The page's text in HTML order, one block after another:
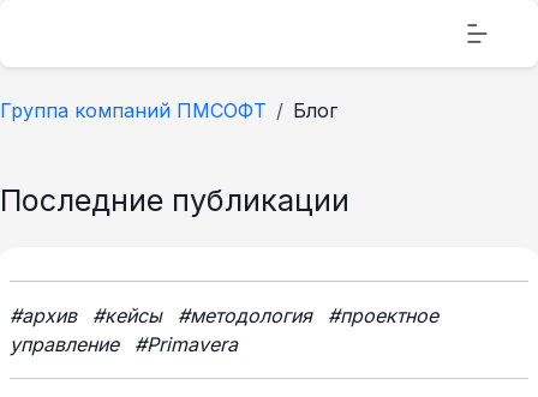
Группа компаний ПМСОФТ Блог
Последние публикации
#архив #кейсы #методология
#проектное
управление
#Primavera